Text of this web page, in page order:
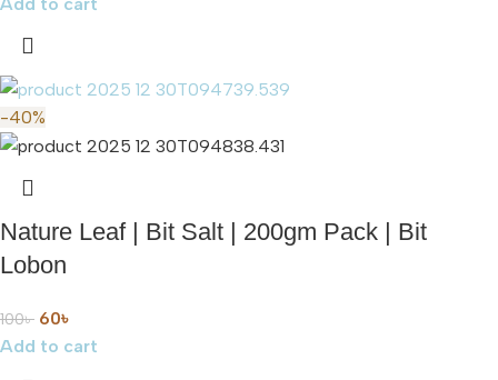
-40%
Nature Leaf | Bit Salt | 200gm Pack | Bit
Lobon
100৳ 60৳
Add to cart